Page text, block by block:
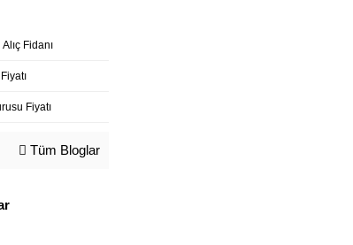
Fidanı
Fiyatı
Tüm Bloglar